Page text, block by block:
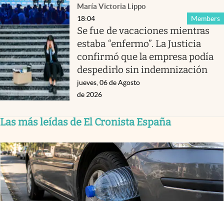
María Victoria Lippo
Members
18:04
Se fue de vacaciones mientras
estaba “enfermo”. La Justicia
confirmó que la empresa podía
despedirlo sin indemnización
jueves, 06 de Agosto
de 2026
Las más leídas de El Cronista España